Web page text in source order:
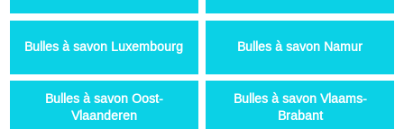
Bulles à savon Luxembourg Bulles à savon Namur
Bulles à savon Oost-
Vlaanderen
Bulles à savon Vlaams-
Brabant